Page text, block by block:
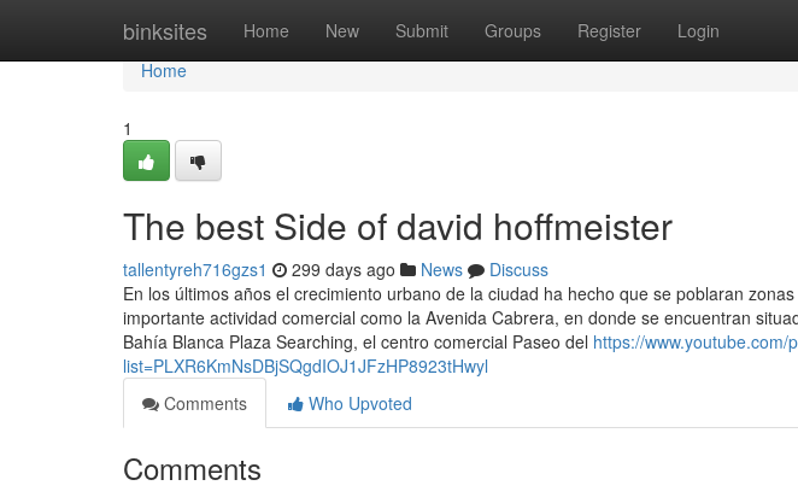
binksites Home New Submit Groups Register Login
Home
Home
1
The best Side of david hoffmeister
tallentyreh716gzs1 299 days ago News
Discuss
En los últimos años el crecimiento urbano de la ciudad ha hecho que se poblaran
importante actividad comercial como la Avenida Cabrera, en donde se encuentran
Bahía Blanca Plaza Searching, el centro comercial Paseo del https://www.youtube.com/
list=PLXR6KmNsDBjSQgdIOJ1JFzHP8923tHwyl
Comments
Who Upvoted
Comments